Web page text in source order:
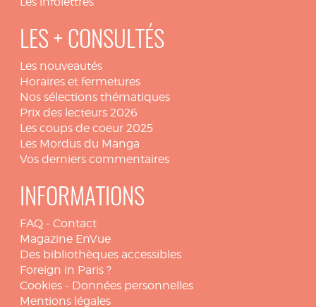
LES + CONSULTÉS
Les nouveautés
Horaires et fermetures
Nos sélections thématiques
Prix des lecteurs 2026
Les coups de coeur 2025
Les Mordus du Manga
Vos derniers commentaires
INFORMATIONS
FAQ - Contact
Magazine EnVue
Des bibliothèques accessibles
Foreign in Paris ?
Cookies - Données personnelles
Mentions légales